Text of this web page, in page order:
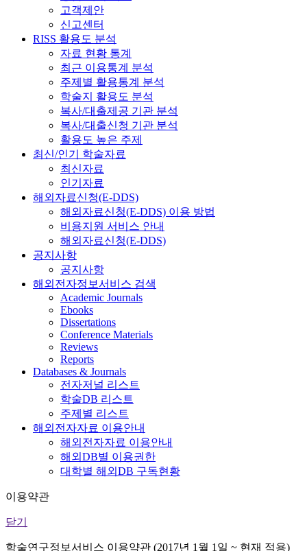
고객제안
신고센터
RISS 활용도 분석
자료 현황 통계
최근 이용통계 분석
주제별 활용통계 분석
학술지 활용도 분석
복사/대출제공 기관 분석
복사/대출신청 기관 분석
활용도 높은 주제
최신/인기 학술자료
최신자료
인기자료
해외자료신청(E-DDS)
해외자료신청(E-DDS) 이용 방법
비용지원 서비스 안내
해외자료신청(E-DDS)
공지사항
공지사항
해외전자정보서비스 검색
Academic Journals
Ebooks
Dissertations
Conference Materials
Reviews
Reports
Databases & Journals
전자저널 리스트
학술DB 리스트
주제별 리스트
해외전자자료 이용안내
해외전자자료 이용안내
해외DB별 이용권한
대학별 해외DB 구독현황
이용약관
닫기
학술연구정보서비스 이용약관 (2017년 1월 1일 ~ 현재 적용)